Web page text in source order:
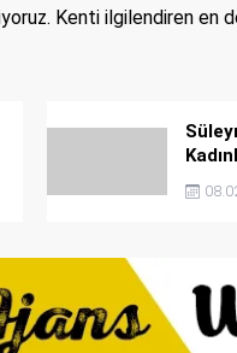
Kenti ilgilendiren en